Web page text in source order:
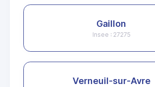
Gaillon
Insee : 27275
Verneuil-sur-Avre